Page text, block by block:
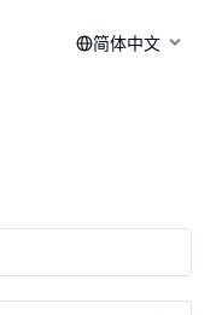
简体中文